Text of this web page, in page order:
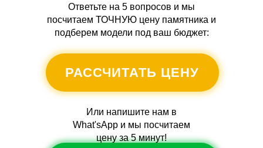
РАССЧИТАТЬ ЦЕНУ
Ответьте на 5 вопросов и мы
посчитаем ТОЧНУЮ цену памятника и
подберем модели под ваш бюджет:
Или напишите нам в
What'sApp и мы посчитаем
цену за 5 минут!